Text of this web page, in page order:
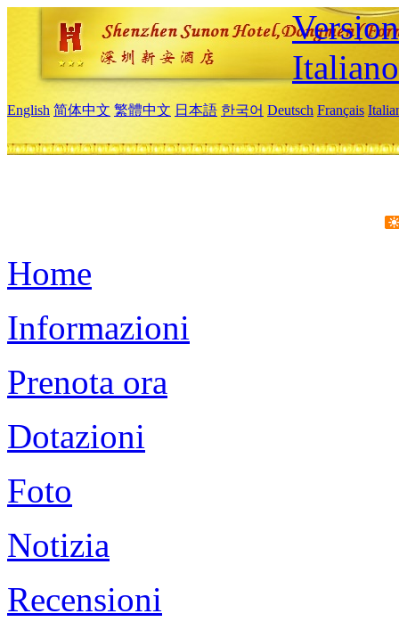
Italiano
English 简体中文 繁體中文 日本語 한국어 Deutsch Français
Home
Informazioni
Prenota ora
Dotazioni
Foto
Notizia
Recensioni